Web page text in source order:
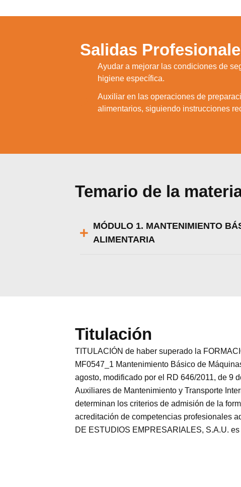
Salidas
Ayudar a mejorar las condiciones de
higiene específica.
Auxiliar en las operaciones de
alimentarios, siguiendo instrucciones
Temario de la
MÓDULO 1. MANTENIMIENTO
ALIMENTARIA
Titulación
TITULACIÓN de haber superado la
MF0547_1 Mantenimiento Básico de
agosto, modificado por el RD 646/2011, de 9
Auxiliares de Mantenimiento y Transporte
determinan los criterios de admisión de la
acreditación de competencias profesionales
DE ESTUDIOS EMPRESARIALES, S.A.U.
Puedes